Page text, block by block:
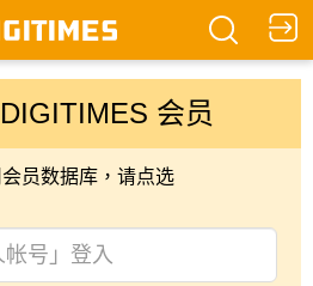
会员
员数据库，请点选